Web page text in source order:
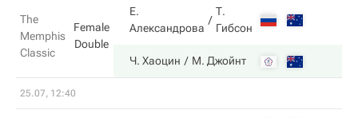
The
Memphis
Classic
Female
Double
Е.
Александрова
Т.
Гибсон
Ч. Хаоцин М. Джойнт
25.07, 12:40